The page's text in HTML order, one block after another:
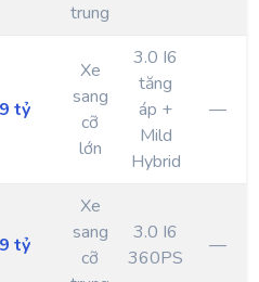
trung
tỷ
Xe
sang
cỡ
lớn
3.0 I6
tăng
áp +
Mild
Hybrid
—
tỷ
Xe
sang
cỡ
3.0 I6
360PS
—